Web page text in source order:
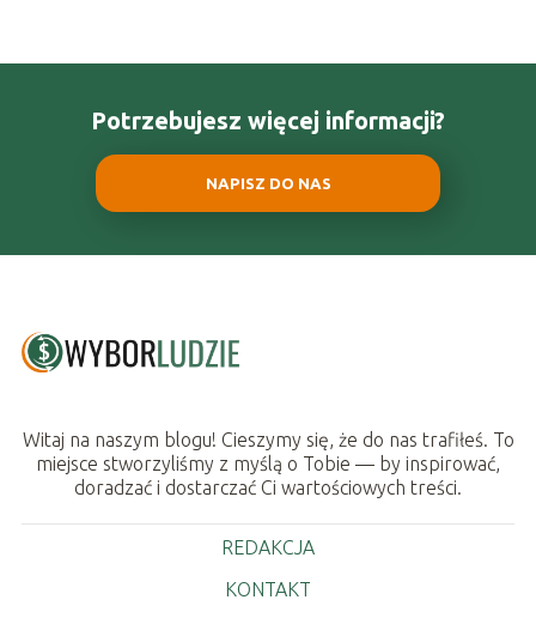
Potrzebujesz więcej informacji?
NAPISZ DO NAS
Witaj na naszym blogu! Cieszymy się, że do nas trafiłeś. To
miejsce stworzyliśmy z myślą o Tobie — by inspirować,
doradzać i dostarczać Ci wartościowych treści.
REDAKCJA
KONTAKT